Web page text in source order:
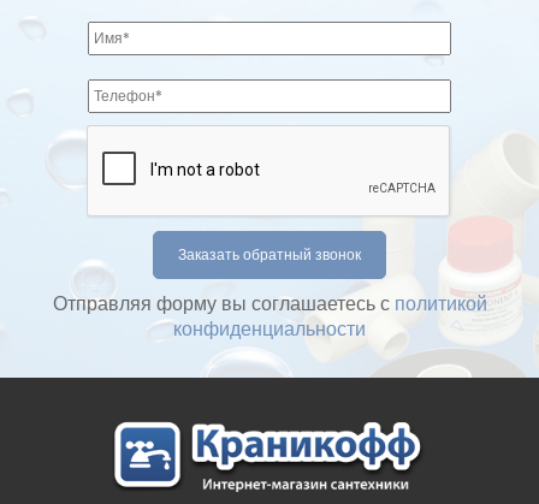
Отправляя форму вы соглашаетесь с политикой
конфиденциальности